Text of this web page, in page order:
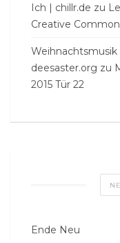
Ich | chillr.de zu
Creative
deesaster.org zu
2015 Tür 22
Ende Neu